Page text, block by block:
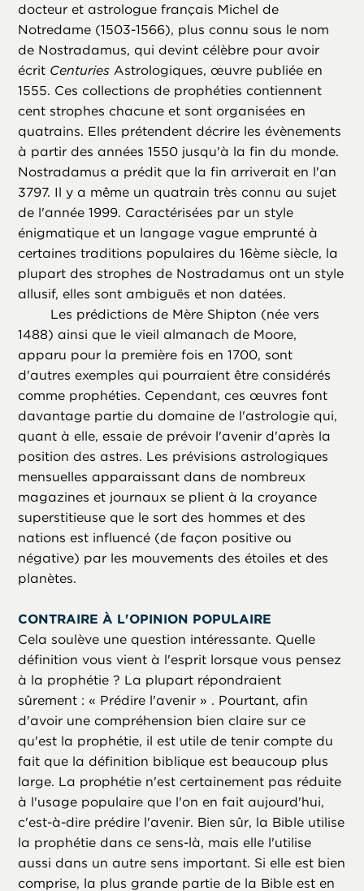
docteur et astrologue français Michel de
Notredame (1503-1566), plus connu sous le nom
de Nostradamus, qui devint célèbre pour avoir
écrit Centuries Astrologiques, œuvre publiée en
1555. Ces collections de prophéties contiennent
cent strophes chacune et sont organisées en
quatrains. Elles prétendent décrire les évènements
à partir des années 1550 jusqu'à la fin du monde.
Nostradamus a prédit que la fin arriverait en l'an
3797. Il y a même un quatrain très connu au sujet
de l'année 1999. Caractérisées par un style
énigmatique et un langage vague emprunté à
certaines traditions populaires du 16ème siècle, la
plupart des strophes de Nostradamus ont un style
allusif, elles sont ambiguës et non datées.
Les prédictions de Mère Shipton (née vers
1488) ainsi que le vieil almanach de Moore,
apparu pour la première fois en 1700, sont
d'autres exemples qui pourraient être considérés
comme prophéties. Cependant, ces œuvres font
davantage partie du domaine de l'astrologie qui,
quant à elle, essaie de prévoir l'avenir d'après la
position des astres. Les prévisions astrologiques
mensuelles apparaissant dans de nombreux
magazines et journaux se plient à la croyance
superstitieuse que le sort des hommes et des
nations est influencé (de façon positive ou
négative) par les mouvements des étoiles et des
planètes.
CONTRAIRE À L'OPINION POPULAIRE
Cela soulève une question intéressante. Quelle
définition vous vient à l'esprit lorsque vous pensez
à la prophétie ? La plupart répondraient
sûrement : « Prédire l'avenir » . Pourtant, afin
d'avoir une compréhension bien claire sur ce
qu'est la prophétie, il est utile de tenir compte du
fait que la définition biblique est beaucoup plus
large. La prophétie n'est certainement pas réduite
à l'usage populaire que l'on en fait aujourd'hui,
c'est-à-dire prédire l'avenir. Bien sûr, la Bible utilise
la prophétie dans ce sens-là, mais elle l'utilise
aussi dans un autre sens important. Si elle est bien
comprise, la plus grande partie de la Bible est en